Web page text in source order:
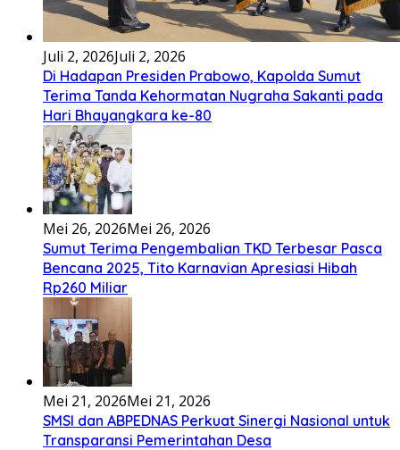
Juli 2, 2026Juli 2, 2026
Di Hadapan Presiden Prabowo, Kapolda Sumut
Terima Tanda Kehormatan Nugraha Sakanti pada
Hari Bhayangkara ke-80
Mei 26, 2026Mei 26, 2026
Sumut Terima Pengembalian TKD Terbesar Pasca
Bencana 2025, Tito Karnavian Apresiasi Hibah
Rp260 Miliar
Mei 21, 2026Mei 21, 2026
SMSI dan ABPEDNAS Perkuat Sinergi Nasional untuk
Transparansi Pemerintahan Desa